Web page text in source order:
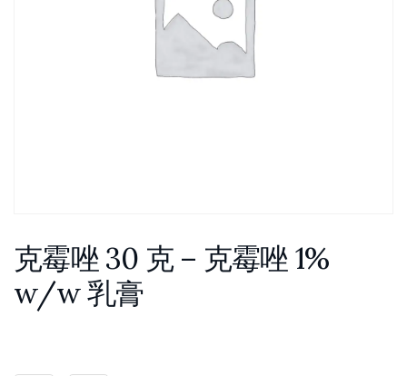
克霉唑 30 克 – 克霉唑 1%
w/w 乳膏